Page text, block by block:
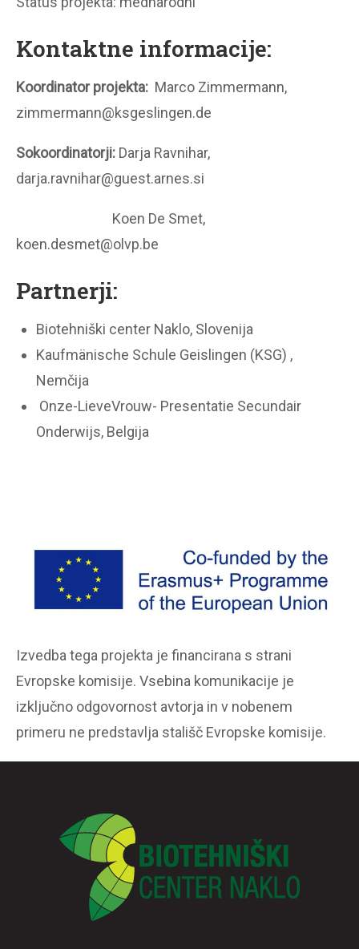
Kontaktne informacije:
Koordinator projekta: Marco Zimmermann,
zimmermann@ksgeslingen.de
Sokoordinatorji: Darja Ravnihar,
darja.ravnihar@guest.arnes.si
Koen De Smet,
koen.desmet@olvp.be
Partnerji:
Biotehniški center Naklo, Slovenija
Kaufmänische Schule Geislingen (KSG) ,
Nemčija
Onze-LieveVrouw- Presentatie Secundair
Onderwijs, Belgija
Izvedba tega projekta je financirana s strani
Evropske komisije. Vsebina komunikacije je
izključno odgovornost avtorja in v nobenem
primeru ne predstavlja stališč Evropske komisije.